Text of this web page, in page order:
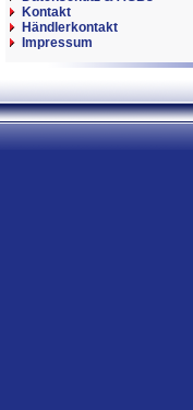
Kontakt
Händlerkontakt
Impressum